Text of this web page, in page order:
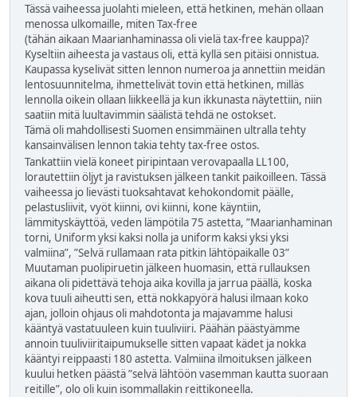
Tässä vaiheessa juolahti mieleen, että hetkinen, mehän ollaan
menossa ulkomaille, miten Tax-free
(tähän aikaan Maarianhaminassa oli vielä tax-free kauppa)?
Kyseltiin aiheesta ja vastaus oli, että kyllä sen pitäisi onnistua.
Kaupassa kyselivät sitten lennon numeroa ja annettiin meidän
lentosuunnitelma, ihmettelivät tovin että hetkinen, milläs
lennolla oikein ollaan liikkeellä ja kun ikkunasta näytettiin, niin
saatiin mitä luultavimmin säälistä tehdä ne ostokset.
Tämä oli mahdollisesti Suomen ensimmäinen ultralla tehty
kansainvälisen lennon takia tehty tax-free ostos.
Tankattiin vielä koneet piripintaan verovapaalla LL100,
lorautettiin öljyt ja ravistuksen jälkeen tankit paikoilleen. Tässä
vaiheessa jo lievästi tuoksahtavat kehokondomit päälle,
pelastusliivit, vyöt kiinni, ovi kiinni, kone käyntiin,
lämmityskäyttöä, veden lämpötila 75 astetta, ”Maarianhaminan
torni, Uniform yksi kaksi nolla ja uniform kaksi yksi yksi
valmiina”, ”Selvä rullamaan rata pitkin lähtöpaikalle 03”
Muutaman puolipiruetin jälkeen huomasin, että rullauksen
aikana oli pidettävä tehoja aika kovilla ja jarrua päällä, koska
kova tuuli aiheutti sen, että nokkapyörä halusi ilmaan koko
ajan, jolloin ohjaus oli mahdotonta ja majavamme halusi
kääntyä vastatuuleen kuin tuuliviiri. Päähän päästyämme
annoin tuuliviiritaipumukselle sitten vapaat kädet ja nokka
kääntyi reippaasti 180 astetta. Valmiina ilmoituksen jälkeen
kuului hetken päästä ”selvä lähtöön vasemman kautta suoraan
reitille”, olo oli kuin isommallakin reittikoneella.